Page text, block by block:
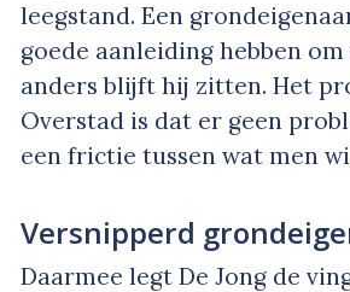
leegstand. Een
goede aanleiding hebben om
anders blijft hij zitten. Het
Overstad is dat er geen
een frictie tussen wat men
Versnipperd
Daarmee legt De Jong de